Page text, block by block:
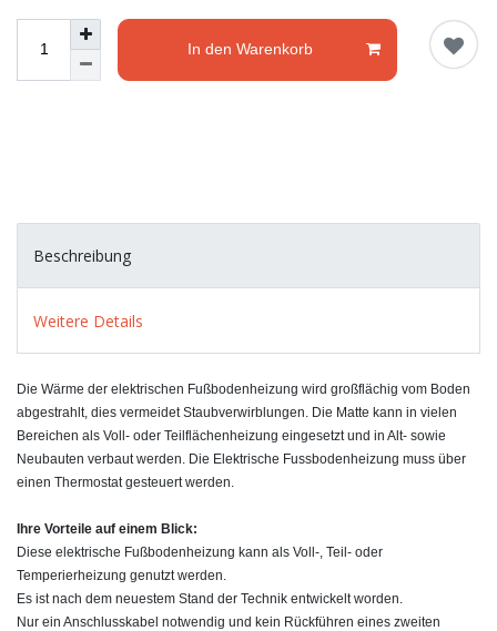
In den Warenkorb
Beschreibung
Weitere Details
Die Wärme der elektrischen Fußbodenheizung wird großflächig vom Boden
abgestrahlt, dies vermeidet Staubverwirblungen. Die Matte kann in vielen
Bereichen als Voll- oder Teilflächenheizung eingesetzt und in Alt- sowie
Neubauten verbaut werden. Die Elektrische Fussbodenheizung muss über
einen Thermostat gesteuert werden.
Ihre Vorteile auf einem Blick:
Diese elektrische Fußbodenheizung kann als Voll-, Teil- oder
Temperierheizung genutzt werden.
Es ist nach dem neuestem Stand der Technik entwickelt worden.
Nur ein Anschlusskabel notwendig und kein Rückführen eines zweiten